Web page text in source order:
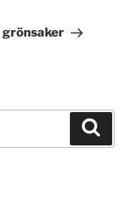
grönsaker